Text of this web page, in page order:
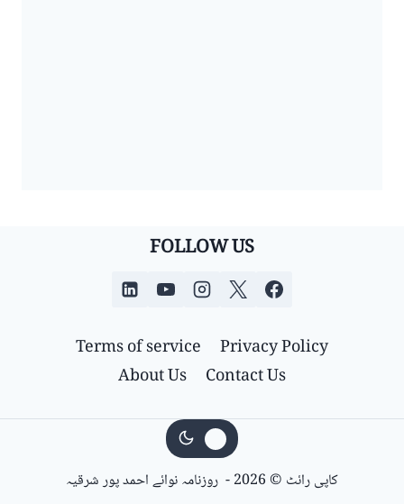
FOLLOW US
Privacy Policy
Terms of service
Contact Us
About Us
کاپی رائٹ © 2026 - روزنامہ نوائے احمد پور شرقیہ